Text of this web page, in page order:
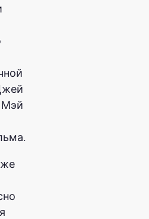
Мэй
же